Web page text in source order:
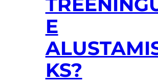
E
KS?